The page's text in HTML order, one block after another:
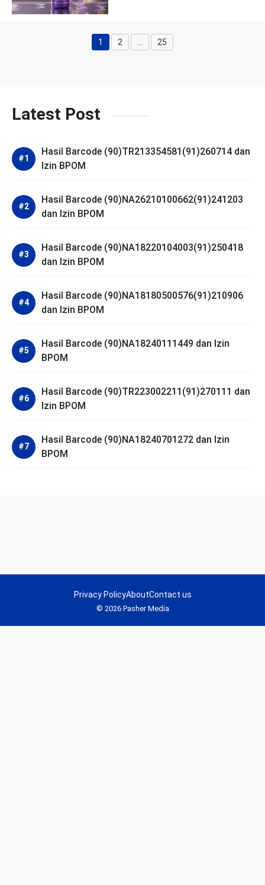
Halaman
1 Halaman
2 Halaman
25
Latest Post
Hasil Barcode (90)TR213354581(91)260714 dan
Izin BPOM
Hasil Barcode (90)NA26210100662(91)241203
dan Izin BPOM
Hasil Barcode (90)NA18220104003(91)250418
dan Izin BPOM
Hasil Barcode (90)NA18180500576(91)210906
dan Izin BPOM
Hasil Barcode (90)NA18240111449 dan Izin
BPOM
Hasil Barcode (90)TR223002211(91)270111 dan
Izin BPOM
Hasil Barcode (90)NA18240701272 dan Izin
BPOM
© 2026 Pasher Media
Privacy PolicyAboutContact us